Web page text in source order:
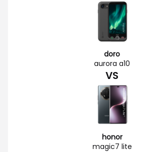
doro
aurora a10
VS
honor
magic7 lite